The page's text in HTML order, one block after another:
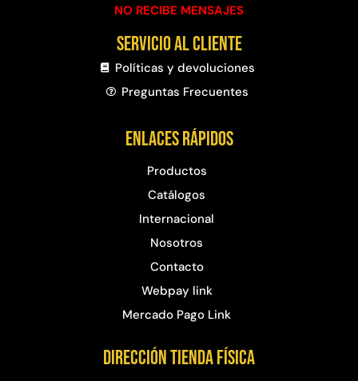
NO RECIBE MENSAJES
Servicio al cliente
Políticas y devoluciones
Preguntas Frecuentes​
Enlaces rápidos
Productos
Catálogos
Internacional
Nosotros
Contacto
Webpay link
Mercado Pago Link
Dirección Tienda física